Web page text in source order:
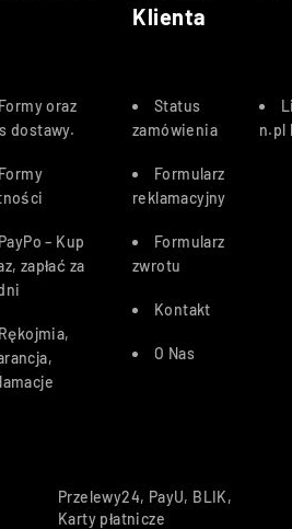
Klienta
Formy oraz
dostawy.
Formy
PayPo – Kup
zapłać za
i
Rękojmia,
Status
zamówienia
Formularz
reklamacyjny
Formularz
zwrotu
Kontakt
O Nas
n.pl
Przelewy24, PayU, BLIK,
Karty płatnicze